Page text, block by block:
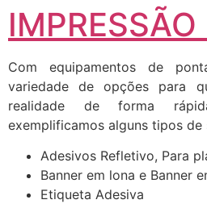
Com equipamentos de
variedade de opções para
realidade de forma
exemplificamos alguns tipos de
Adesivos Refletivo, Para
Banner em lona e Banner
Etiqueta Adesiva